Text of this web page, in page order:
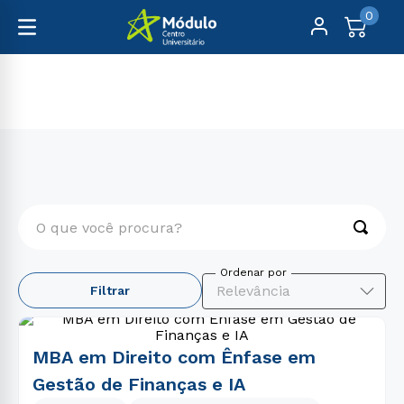
0
Filtrar Relevância
MBA em Direito com Ênfase em
Gestão de Finanças e IA
TERMOS MAIS BUSCADOS
medicina
2 º
educação física
3º
psicologia
4
nutrição